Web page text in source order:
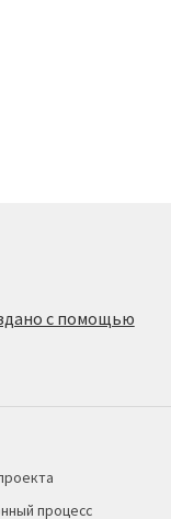
с помощью
процесс